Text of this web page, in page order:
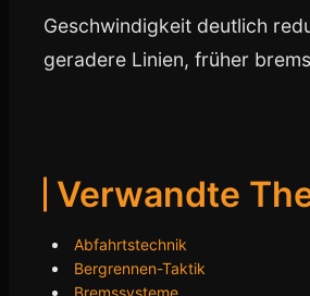
Geschwindigkeit deutlich
geradere Linien, früher
Verwandte
Abfahrtstechnik
Bergrennen-Taktik
Bremssysteme